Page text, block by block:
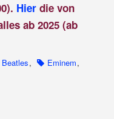
Hier die von
ab 2025 (ab
Beatles, Eminem,